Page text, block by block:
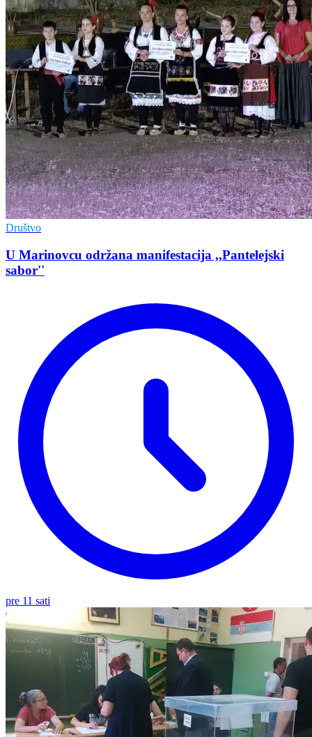
Društvo
U Marinovcu održana manifestacija ,,Pantelejski
sabor''
pre 11 sati